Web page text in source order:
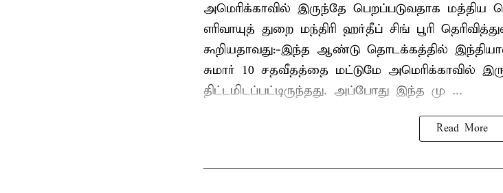
அமெரிக்காவில் இருந்தே பெறப்படுவதாக
எரிவாயுத் துறை மந்திரி ஹர்தீப் சிங் பூரி
கூறியதாவது:-இந்த ஆண்டு தொடக்கத்தில்
சுமார் 10 சதவீதத்தை மட்டுமே அமெரிக்காவில்
திட்டமிடப்பட்டிருந்தது. அப்போது இந்த மு ...
Read More